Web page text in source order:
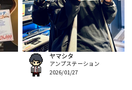
ヤマシタ
アンプステーション
2026/01/27